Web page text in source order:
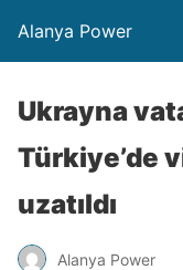
Alanya Power
Ukrayna
Türkiye’de
uzatıldı
Alanya Power